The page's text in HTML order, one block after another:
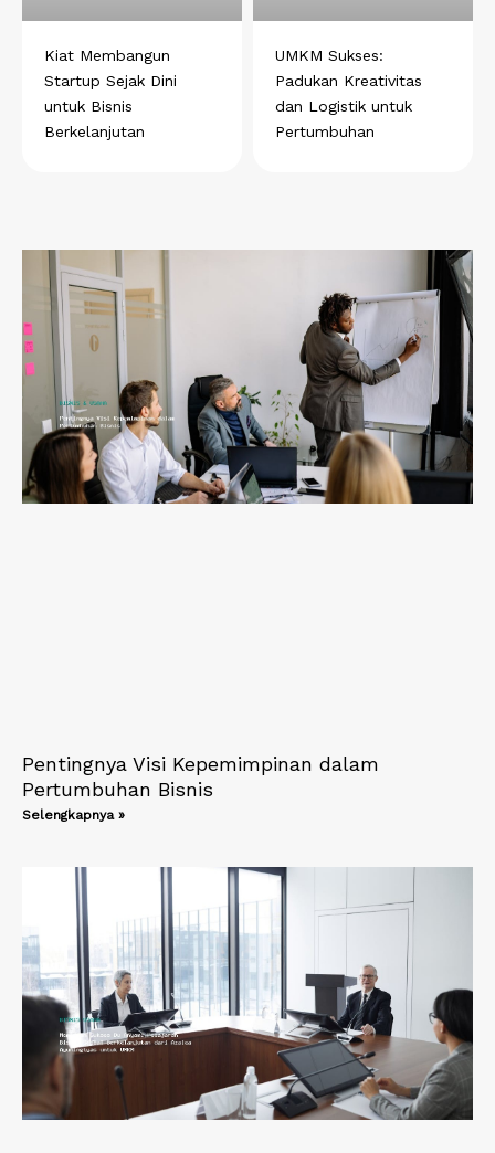
Kiat Membangun
Startup Sejak Dini
untuk Bisnis
Berkelanjutan
UMKM Sukses:
Padukan Kreativitas
dan Logistik untuk
Pertumbuhan
Pentingnya Visi Kepemimpinan dalam
Pertumbuhan Bisnis
Selengkapnya »